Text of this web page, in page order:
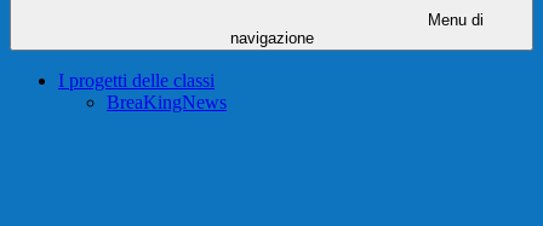
Menu di
navigazione
I progetti delle classi
BreaKingNews